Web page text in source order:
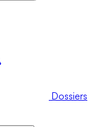
Dossiers